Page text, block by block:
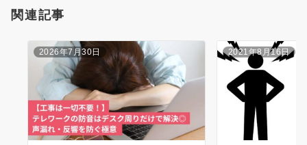
ョ
関連記事
2026年7月30日 2021年8月16日